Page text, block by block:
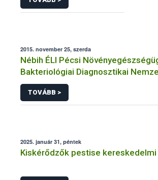
2015. november 25, szerda
Nébih ÉLI Pécsi
Bakteriológiai Diagnosztikai
Laboratórium
TOVÁBB >
2025. január 31, péntek
Kiskérődzők pestise